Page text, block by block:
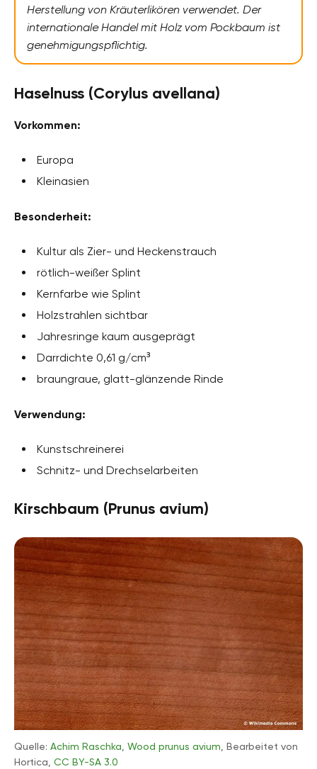
Herstellung von Kräuterlikören verwendet. Der
internationale Handel mit Holz vom Pockbaum ist
genehmigungspflichtig.
Haselnuss (Corylus avellana)
Vorkommen:
Europa
Kleinasien
Besonderheit:
Kultur als Zier- und Heckenstrauch
rötlich-weißer Splint
Kernfarbe wie Splint
Holzstrahlen sichtbar
Jahresringe kaum ausgeprägt
Darrdichte 0,61 g/cm³
braungraue, glatt-glänzende Rinde
Verwendung:
Kunstschreinerei
Schnitz- und Drechselarbeiten
Kirschbaum (Prunus avium)
Quelle: Achim Raschka Wood prunus avium , Bearbeitet von
Hortica, CC BY-SA 3.0